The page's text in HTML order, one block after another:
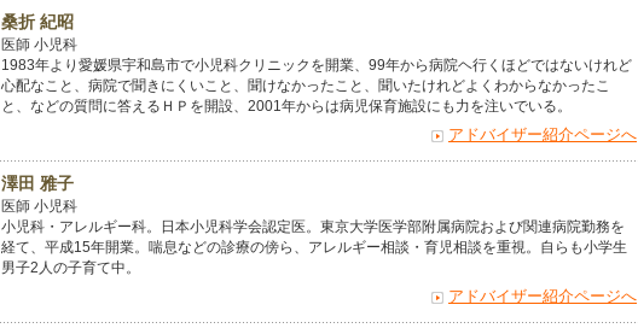
桑折 紀昭
医師 小児科
1983年より愛媛県宇和島市で小児科クリニックを開業、99年から病院ヘ行くほどではないけれど
心配なこと、病院で聞きにくいこと、聞けなかったこと、聞いたけれどよくわからなかったこ
と、などの質問に答えるＨＰを開設、2001年からは病児保育施設にも力を注いでいる。
アドバイザー紹介ページへ
澤田 雅子
医師 小児科
小児科・アレルギー科。日本小児科学会認定医。東京大学医学部附属病院および関連病院勤務を
経て、平成15年開業。喘息などの診療の傍ら、アレルギー相談・育児相談を重視。自らも小学生
男子2人の子育て中。
アドバイザー紹介ページへ